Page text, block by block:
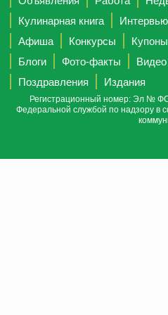
Кулинарная книга
Интервью
Афиша
Конкурсы Купоны
Блоги
Фото-факты
Поздравления
Издания
Регистрационный номер: Эл №
Федеральной службой по надзору в